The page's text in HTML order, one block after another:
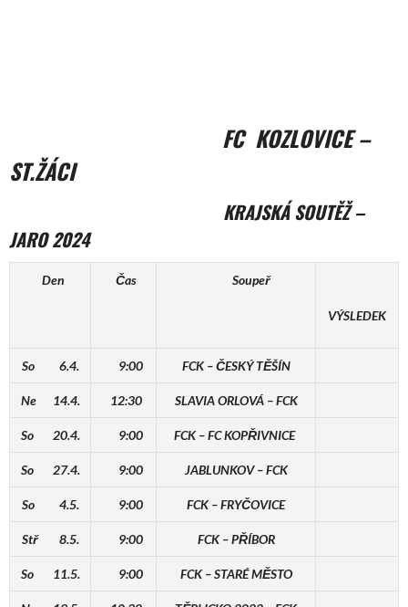
FC KOZLOVICE –
ST.ŽÁCI
KRAJSKÁ SOUTĚŽ –
JARO 2024
Den Čas Soupeř
VÝSLEDEK
So 6.4. 9:00 FCK – ČESKÝ TĚŠÍN
Ne 14.4. 12:30 SLAVIA ORLOVÁ – FCK
So 20.4. 9:00 FCK – FC KOPŘIVNICE
So 27.4. 9:00 JABLUNKOV – FCK
So 4.5. 9:00 FCK – FRYČOVICE
Stř 8.5. 9:00 FCK – PŘÍBOR
So 11.5. 9:00 FCK – STARÉ MĚSTO